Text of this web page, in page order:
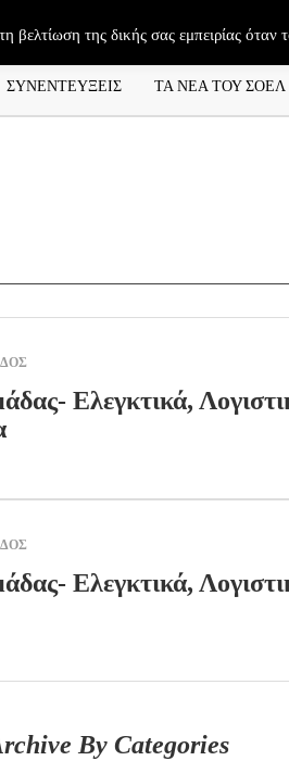
ΣΥΝΕΝΤΕΥΞΕΙΣ ΤΑ ΝΕΑ ΤΟΥ ΣΟΕΛ
Ελεγκτικά,
Ελεγκτικά,
By Categories
βελτίωση της δικής σας εμπειρίας όταν